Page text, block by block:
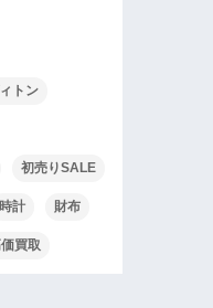
トン
初売りSALE
時計 財布
買取